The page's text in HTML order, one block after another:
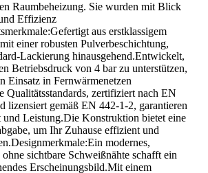
Raumbeheizung. Sie wurden mit Blick
Effizienz
aus erstklassigem
einer robusten Pulverbeschichtung,
Lackierung hinausgehend.Entwickelt,
Betriebsdruck von 4 bar zu unterstützen,
Einsatz in Fernwärmenetzen
Qualitätsstandards, zertifiziert nach EN
lizensiert gemäß EN 442-1-2, garantieren
und Leistung.Die Konstruktion bietet eine
um Ihr Zuhause effizient und
modernes,
sichtbare Schweißnähte schafft ein
Erscheinungsbild.Mit einem